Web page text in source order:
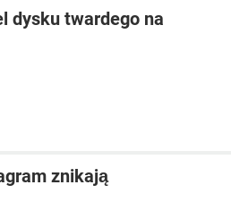
dysku twardego na
znikają